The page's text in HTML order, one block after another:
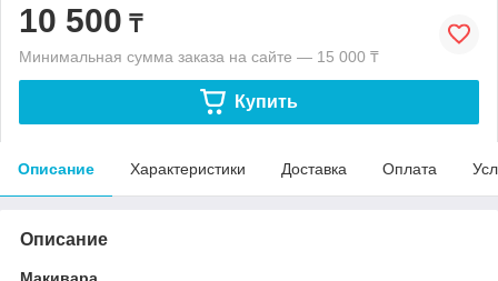
10 500 ₸
Минимальная сумма заказа на сайте — 15 000 ₸
Купить
Описание Характеристики Доставка Оплата
Описание
Макивара